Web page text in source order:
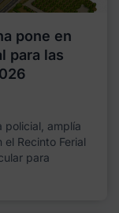
pone en
para las
policial, amplía
Recinto Ferial
para